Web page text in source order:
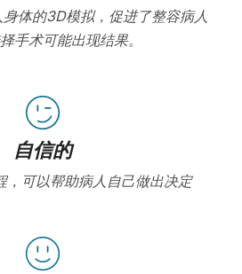
体的3D模拟，促进了整容病人
手术可能出现结果。
自信的
，可以帮助病人自己做出决定